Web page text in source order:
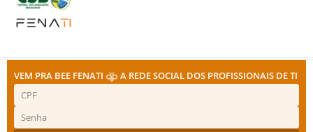
VEM PRA BEE FENATI A REDE SOCIAL DOS PROFISSIONAIS DE TI